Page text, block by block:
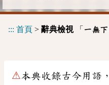
::: 首頁 > 辭典檢視「 一無
⚠本典收錄古今用語，